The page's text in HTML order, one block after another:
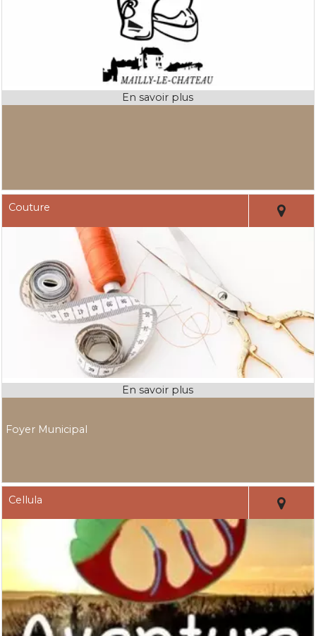
Couture
Foyer Municipal
Cellula